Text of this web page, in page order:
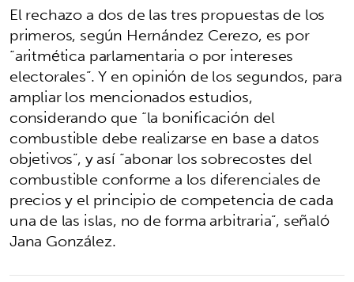
El rechazo a dos de las tres propuestas de los
primeros, según Hernández Cerezo, es por
“aritmética parlamentaria o por intereses
electorales”. Y en opinión de los segundos, para
ampliar los mencionados estudios,
considerando que “la bonificación del
combustible debe realizarse en base a datos
objetivos”, y así “abonar los sobrecostes del
combustible conforme a los diferenciales de
precios y el principio de competencia de cada
una de las islas, no de forma arbitraria”, señaló
Jana González.